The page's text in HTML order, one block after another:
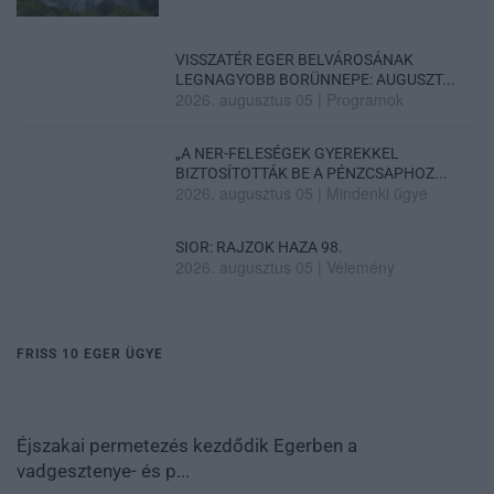
VISSZATÉR EGER BELVÁROSÁNAK
LEGNAGYOBB BORÜNNEPE: AUGUSZT...
2026. augusztus 05 Programok
„A NER-FELESÉGEK GYEREKKEL
BIZTOSÍTOTTÁK BE A PÉNZCSAPHOZ...
2026. augusztus 05 Mindenki ügye
SIOR: RAJZOK HAZA 98.
2026. augusztus 05 Vélemény
FRISS 10 EGER ÜGYE
Éjszakai permetezés kezdődik Egerben a
vadgesztenye- és p...